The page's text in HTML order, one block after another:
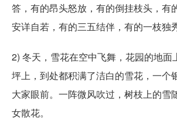
答，有的昂头怒放，有的倒挂枝头，有
安详自若，有的三五结伴，有的一枝独
2) 冬天，雪花在空中飞舞，花园的地面
坪上，到处都积满了洁白的雪花，一个
大家眼前。一阵微风吹过，树枝上的雪
女散花。